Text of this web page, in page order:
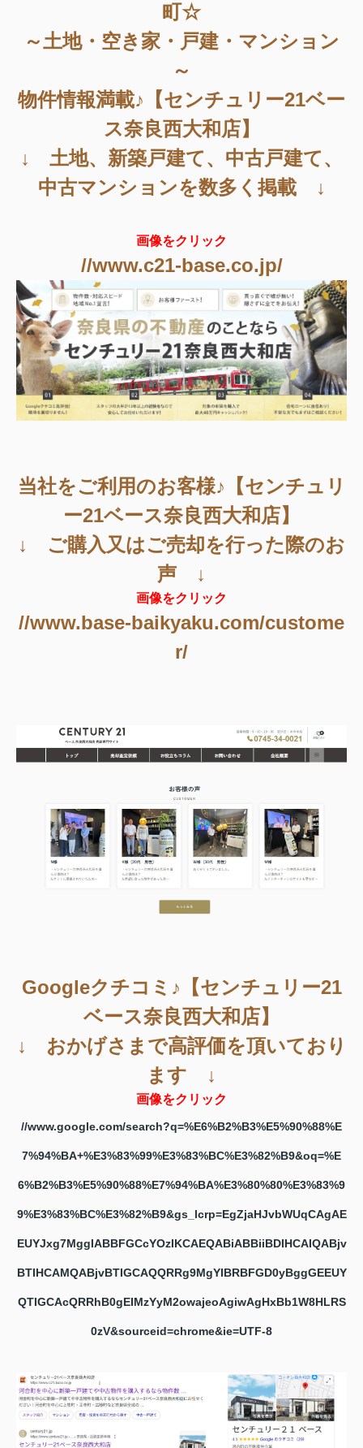
町☆
～土地・空き家・戸建・マンション
～
物件情報満載♪【センチュリー21ベー
ス奈良西大和店】
↓ 土地、新築戸建て、中古戸建て、
中古マンションを数多く掲載 ↓
画像をクリック
//www.c21-base.co.jp/
当社をご利用のお客様♪【センチュリ
ー21ベース奈良西大和店】
↓ ご購入又はご売却を行った際のお
声 ↓
画像をクリック
//www.base-baikyaku.com/custome
r/
Googleクチコミ♪【センチュリー21
ベース奈良西大和店】
↓ おかげさまで高評価を頂いており
ます ↓
画像をクリック
//www.google.com/search?q=%E6%B2%B3%E5%90%88%E
7%94%BA+%E3%83%99%E3%83%BC%E3%82%B9&oq=%E
6%B2%B3%E5%90%88%E7%94%BA%E3%80%80%E3%83%9
9%E3%83%BC%E3%82%B9&gs_lcrp=EgZjaHJvbWUqCAgAE
EUYJxg7MggIABBFGCcYOzIKCAEQABiABBiiBDIHCAIQABjv
BTIHCAMQABjvBTIGCAQQRRg9MgYIBRBFGD0yBggGEEUY
QTIGCAcQRRhB0gEIMzYyM2owajeoAgiwAgHxBb1W8HLRS
0zV&sourceid=chrome&ie=UTF-8